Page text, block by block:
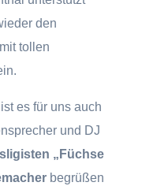
den
tollen
es für uns auch
und DJ
„Füchse
begrüßen